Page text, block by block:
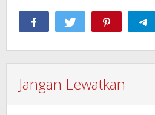
Jangan Lewatkan